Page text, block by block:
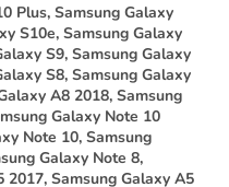
Plus, Samsung Galaxy
S10e, Samsung Galaxy
S9, Samsung Galaxy
S8, Samsung Galaxy
A8 2018, Samsung
Galaxy Note 10
Note 10, Samsung
Galaxy Note 8,
2017, Samsung Galaxy A5